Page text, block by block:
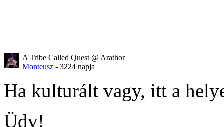
A Tribe Called Quest @ Arathor
Monteusz - 3224 napja
Ha kulturált vagy, itt a
Üdv!